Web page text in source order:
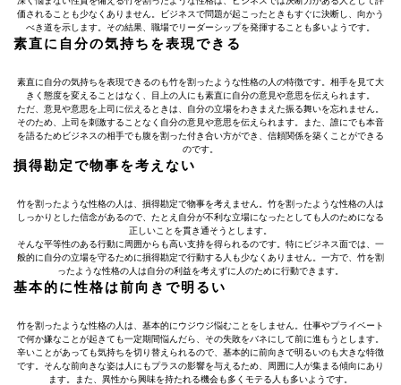
価されることも少なくありません。ビジネスで問題が起こったときもすぐに決断し、向かう
べき道を示します。その結果、職場でリーダーシップを発揮することも多いようです。
素直に自分の気持ちを表現できる
素直に自分の気持ちを表現できるのも竹を割ったような性格の人の特徴です。相手を見て大
きく態度を変えることはなく、目上の人にも素直に自分の意見や意思を伝えられます。
ただ、意見や意思を上司に伝えるときは、自分の立場をわきまえた振る舞いを忘れません。
そのため、上司を刺激することなく自分の意見や意思を伝えられます。また、誰にでも本音
を語るためビジネスの相手でも腹を割った付き合い方ができ、信頼関係を築くことができる
のです。
損得勘定で物事を考えない
竹を割ったような性格の人は、損得勘定で物事を考えません。竹を割ったような性格の人は
しっかりとした信念があるので、たとえ自分が不利な立場になったとしても人のためになる
正しいことを貫き通そうとします。
そんな平等性のある行動に周囲からも高い支持を得られるのです。特にビジネス面では、一
般的に自分の立場を守るために損得勘定で行動する人も少なくありません。一方で、竹を割
ったような性格の人は自分の利益を考えずに人のために行動できます。
基本的に性格は前向きで明るい
竹を割ったような性格の人は、基本的にウジウジ悩むことをしません。仕事やプライベート
で何か嫌なことが起きても一定期間悩んだら、その失敗をバネにして前に進もうとします。
辛いことがあっても気持ちを切り替えられるので、基本的に前向きで明るいのも大きな特徴
です。そんな前向きな姿は人にもプラスの影響を与えるため、周囲に人が集まる傾向にあり
ます。また、異性から興味を持たれる機会も多くモテる人も多いようです。